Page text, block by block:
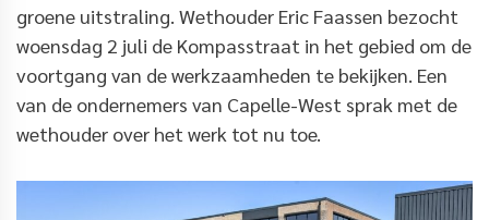
groene uitstraling. Wethouder Eric Faassen bezocht
woensdag 2 juli de Kompasstraat in het gebied om de
voortgang van de werkzaamheden te bekijken. Een
van de ondernemers van Capelle-West sprak met de
wethouder over het werk tot nu toe.